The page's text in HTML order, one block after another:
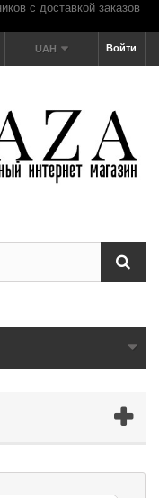
Войти
UAH